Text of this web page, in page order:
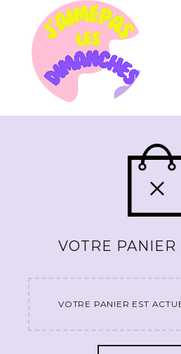
VOTRE PANIER
VOTRE PANIER EST